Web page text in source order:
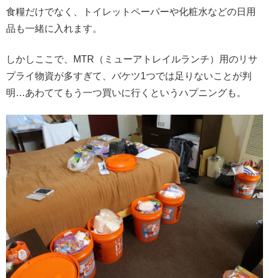
食糧だけでなく、トイレットペーパーや化粧水などの日用
品も一緒に入れます。
しかしここで、MTR（ミューアトレイルランチ）用のリサ
プライ物資が多すぎて、バケツ1つでは足りないことが判
明…あわててもう一つ買いに行くというハプニングも。